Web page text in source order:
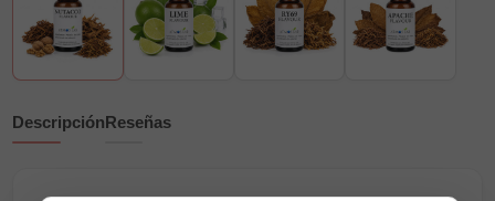
DescripciónReseñas